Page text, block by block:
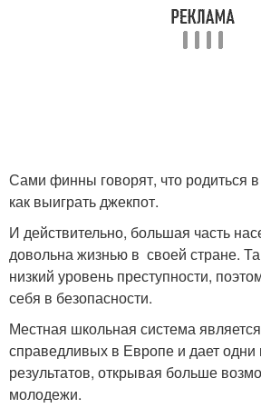
Сами финны говорят, что родиться
как выиграть джекпот.
И действительно, большая часть
довольна жизнью в своей стране.
низкий уровень преступности,
себя в безопасности.
Местная школьная система
справедливых в Европе и дает одни
результатов, открывая больше
молодежи.